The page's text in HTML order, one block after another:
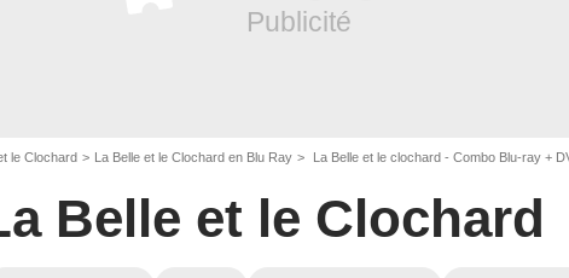
le Clochard La Belle et le Clochard en Blu Ray La Belle et le clochard - Combo Blu-ray +
Belle et le Clochard